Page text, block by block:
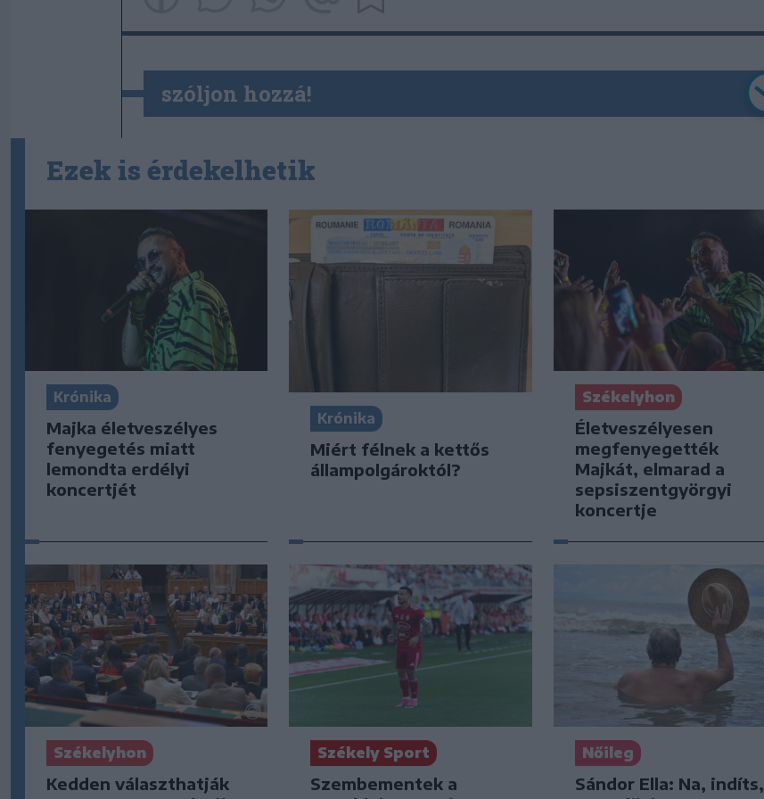
szóljon hozzá!
Ezek is érdekelhetik
Krónika
Majka életveszélyes
fenyegetés miatt
lemondta erdélyi
koncertjét
Krónika
Miért félnek a kettős
állampolgároktól?
Székelyhon
Életveszélyesen
megfenyegették
Majkát, elmarad a
sepsiszentgyörgyi
koncertje
Székelyhon
Kedden választhatják
Székely Sport
Szembementek a
Nőileg
Sándor Ella: Na, indíts,